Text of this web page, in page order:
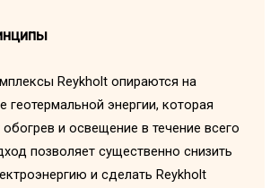
Reykholt опираются на
геотермальной энергии, которая
и освещение в течение всего
позволяет существенно снизить
и сделать Reykholt